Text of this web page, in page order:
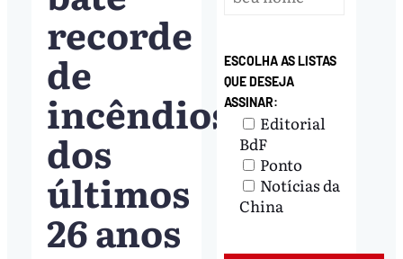
recorde
de
incêndios
dos
últimos
26 anos
ESCOLHA AS LISTAS
QUE DESEJA
ASSINAR:
Editorial
BdF
Ponto
Notícias da
China